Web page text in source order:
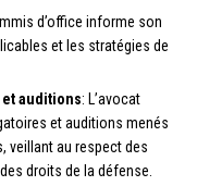
d’office informe son
et les stratégies de
auditions: L’avocat
et auditions menés
veillant au respect des
droits de la défense.